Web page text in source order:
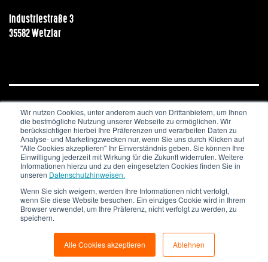
Wir nutzen Cookies, unter anderem auch von Drittanbietern, um Ihnen
die bestmögliche Nutzung unserer Webseite zu ermöglichen. Wir
berücksichtigen hierbei Ihre Präferenzen und verarbeiten Daten zu
Analyse- und Marketingzwecken nur, wenn Sie uns durch Klicken auf
"Alle Cookies akzeptieren" Ihr Einverständnis geben. Sie können Ihre
Einwilligung jederzeit mit Wirkung für die Zukunft widerrufen. Weitere
Informationen hierzu und zu den eingesetzten Cookies finden Sie in
unseren Datenschutzhinweisen.
Wenn Sie sich weigern, werden Ihre Informationen nicht verfolgt,
wenn Sie diese Website besuchen. Ein einziges Cookie wird in Ihrem
Browser verwendet, um Ihre Präferenz, nicht verfolgt zu werden, zu
speichern.
Alle Cookies akzeptieren Ablehnen
Industriestraße 3
35582 Wetzlar
JOBS & KARRIERE NEWSLETTER
IMPRESSUM
DATENSCHUTZ
Copyright © 2020. All Rights Reserved.